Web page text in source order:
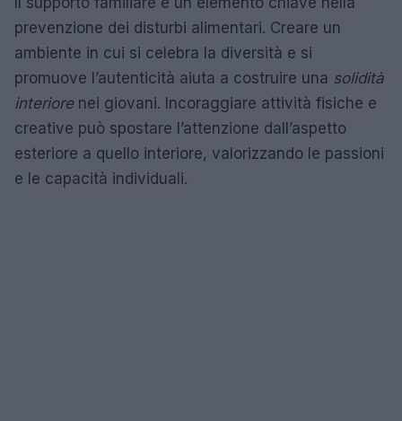
prevenzione dei disturbi alimentari. Creare un
ambiente in cui si celebra la diversità e si
promuove l’autenticità aiuta a costruire una solidità
interiorenei giovani. Incoraggiare attività fisiche e
creative può spostare l’attenzione dall’aspetto
esteriore a quello interiore, valorizzando le passioni
e le capacità individuali.